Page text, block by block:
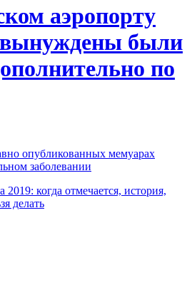
аэропорту
были
по
опубликованных мемуарах
заболевании
2019: когда отмечается, история,
делать